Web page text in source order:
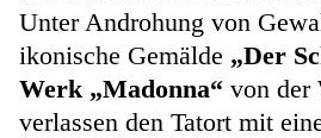
Unter Androhung von
ikonische Gemälde „Der
Werk „Madonna“ von der
verlassen den Tatort mit